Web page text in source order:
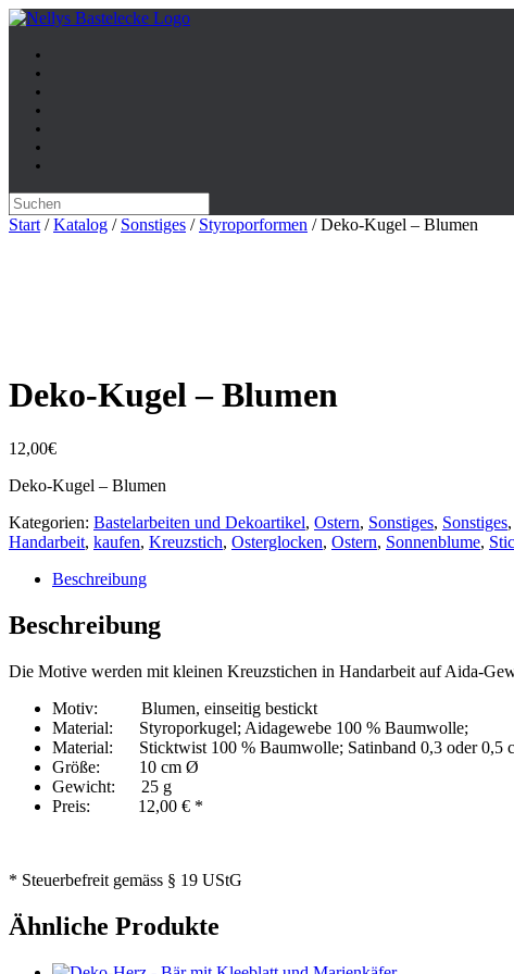
Zum
springen
Suche
nach:
Start /Katalog / Sonstiges / Styroporformen / Deko-Kugel – Blumen
Deko-Kugel – Blumen
12,00€
Deko-Kugel – Blumen
Kategorien: Bastelarbeiten und Dekoartikel, Ostern, Sonstiges, Sonstiges,
Handarbeit, kaufen, Kreuzstich, Osterglocken, Ostern, Sonnenblume,
Beschreibung
Beschreibung
Die Motive werden mit kleinen Kreuzstichen in Handarbeit auf Aida-
Motiv: Blumen, einseitig bestickt
Material: Styroporkugel; Aidagewebe 100 % Baumwolle;
Material: Sticktwist 100 % Baumwolle; Satinband 0,3 oder 0,5
Größe: 10 cm Ø
Gewicht: 25 g
Preis: 12,00 € *
* Steuerbefreit gemäss § 19 UStG
Ähnliche Produkte